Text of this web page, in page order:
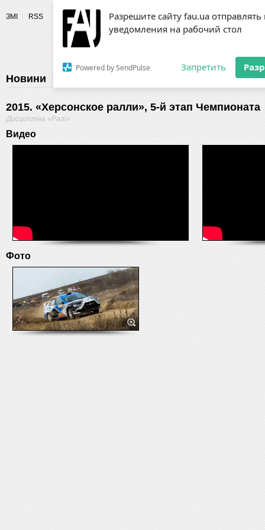
Разрешите сайту fau.ua отправлять
уведомления на рабочий стол
Powered by SendPulse Запретить
ЗМІ RSS
Новини Календар
2015. «Херсонское ралли», 5-й этап Чемпионата
Дисципліна «Ралі»
Видео
Фото